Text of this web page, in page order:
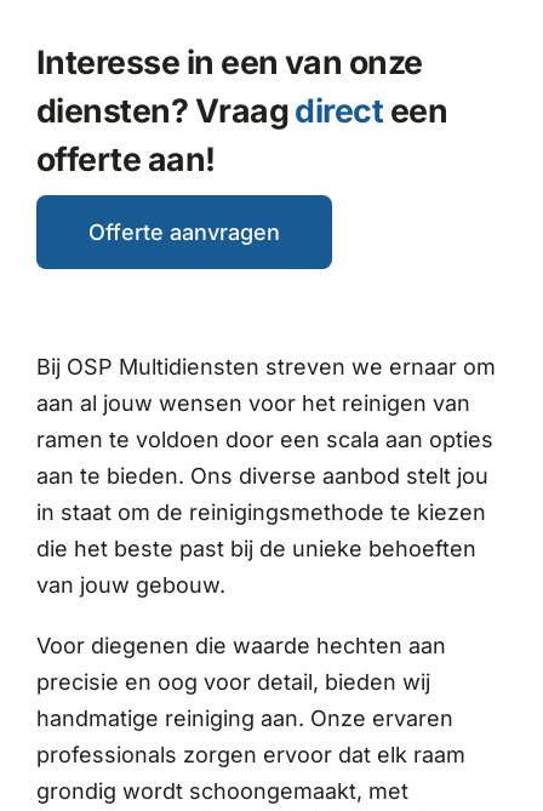
Interesse in een van onze
diensten? Vraagdirect een
offerte aan!
Offerte aanvragen
Bij OSP Multidiensten streven we ernaar om
aan al jouw wensen voor het reinigen van
ramen te voldoen door een scala aan opties
aan te bieden. Ons diverse aanbod stelt jou
in staat om de reinigingsmethode te kiezen
die het beste past bij de unieke behoeften
van jouw gebouw.
Voor diegenen die waarde hechten aan
precisie en oog voor detail, bieden wij
handmatige reiniging aan. Onze ervaren
professionals zorgen ervoor dat elk raam
grondig wordt schoongemaakt, met